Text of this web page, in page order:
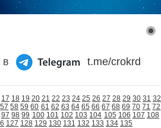
t.me/crokrd
17 18 19 20 21 22 23 24 25 26 27 28 29 30 31 32
57 58 59 60 61 62 63 64 65 66 67 68 69 70 71 72
97 98 99 100 101 102 103 104 105 106 107 108
127 128 129 130 131 132 133 134 135